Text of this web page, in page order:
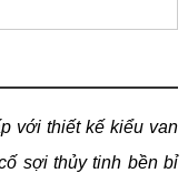
với thiết kế kiểu van
sợi thủy tinh bền bỉ